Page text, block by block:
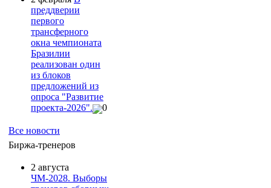
преддверии
первого
трансферного
окна чемпионата
Бразилии
реализован один
из блоков
предложений из
опроса "Развитие
проекта-2026".
0
Все новости
Биржа-тренеров
2 августа
ЧМ-2028. Выборы